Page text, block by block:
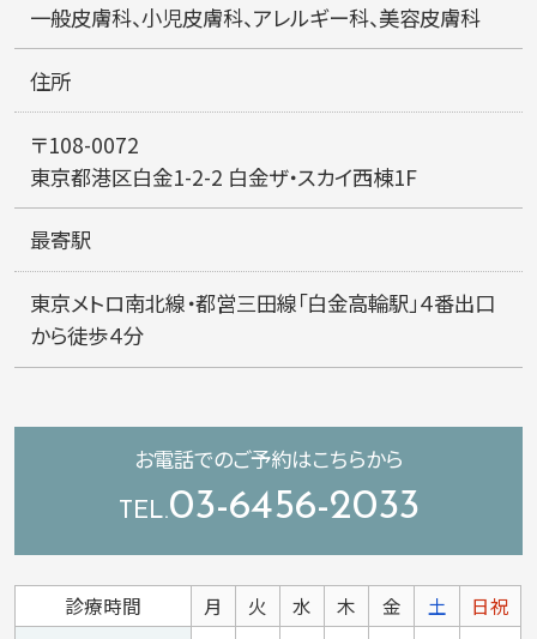
一般皮膚科、小児皮膚科、アレルギー科、美容皮膚科
住所
〒108-0072
東京都港区白金1-2-2 白金ザ・スカイ西棟1F
最寄駅
東京メトロ南北線・都営三田線「白金高輪駅」４番出口
から徒歩４分
お電話でのご予約はこちらから
03-6456-2033
診療時間 月 火 水 木 金 土 日祝